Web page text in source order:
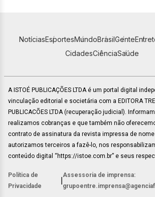
NotíciasEsportesMundoBrasilGente
CidadesCiênciaSaúde
A ISTOÉ PUBLICAÇÕES LTDA é um portal digital
vinculação editorial e societária com a EDITORA
PUBLICACÕES LTDA (recuperação judicial).
realizamos cobranças e que também não
contrato de assinatura da revista impressa de nome
autorizamos terceiros a fazê-lo, nos
conteúdo digital “https://istoe.com.br” e seus
Política de
Privacidade
Assessoria de imprensa: